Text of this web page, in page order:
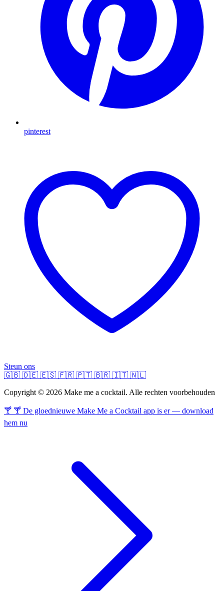
pinterest
Steun ons
🇬🇧 🇩🇪 🇪🇸 🇫🇷 🇵🇹 🇧🇷 🇮🇹 🇳🇱
Copyright © 2026 Make me a cocktail. Alle rechten voorbehouden
🍸 🍸 De gloednieuwe Make Me a Cocktail app is er — download
hem nu